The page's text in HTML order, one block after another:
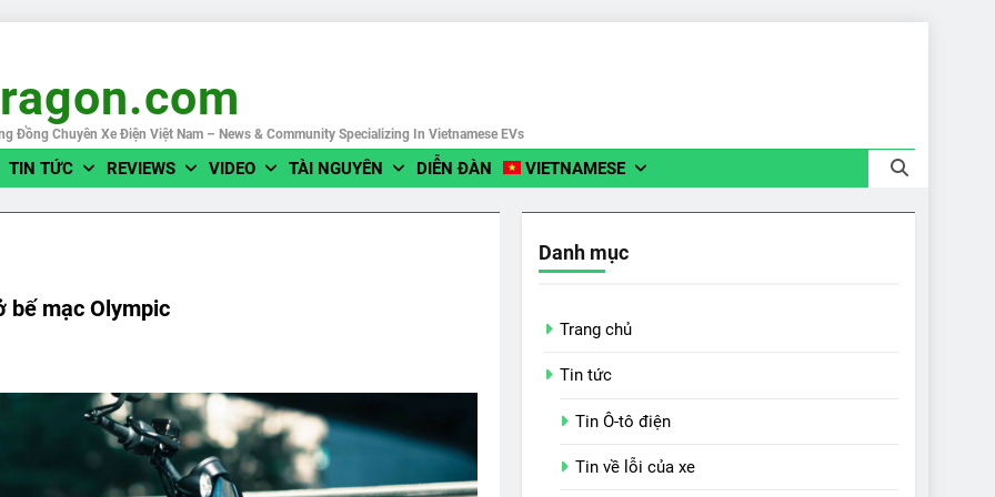
Đồng Chuyên Xe Điện Việt Nam – News & Community Specializing In Vietnamese EVs
TIN TỨC REVIEWS VIDEO TÀI NGUYÊN DIỄN ĐÀN VIETNAMESE
bế mạc Olympic
Danh mục
Trang chủ
Tin tức
Tin Ô-tô điện
Tin về lỗi của xe